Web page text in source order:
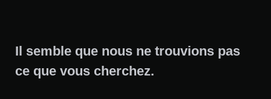
Il semble que nous ne trouvions pas
ce que vous cherchez.